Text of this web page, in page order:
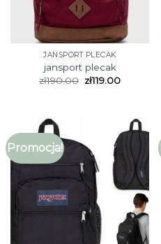
JANSPORT PLECAK
jansport plecak
zł190.00 zł119.00
Promocja!